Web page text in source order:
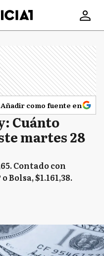
Añadir como fuente en
Cuánto
martes 28
Contado con
Bolsa, $1.161,38.